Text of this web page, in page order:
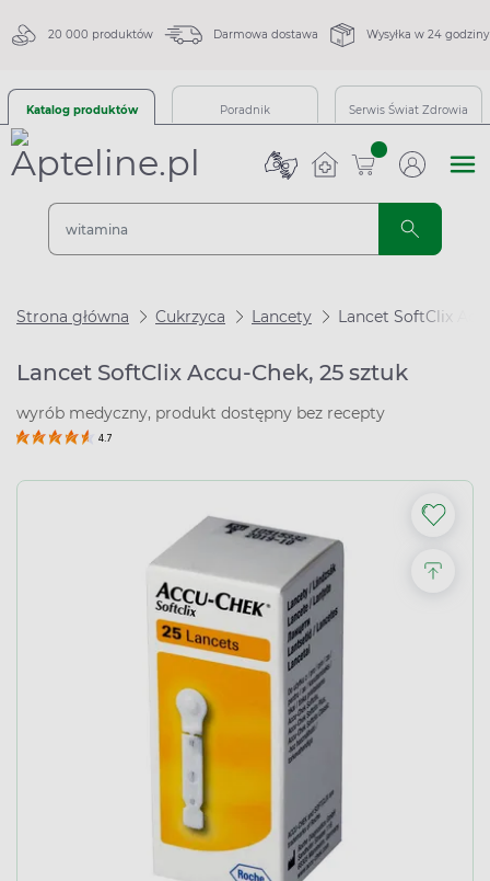
20 000 produktów Darmowa dostawa Wysyłka w 24 godziny
Katalog produktów Poradnik Serwis Świat Zdrowia
sztuk
Strona główna Cukrzyca Lancety Lancet SoftClix
Lancet SoftClix Accu-Chek, 25 sztuk
wyrób medyczny, produkt dostępny bez recepty
4.7